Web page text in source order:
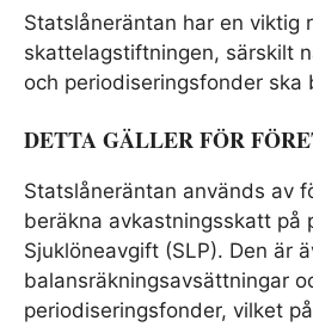
Statslåneräntan har en viktig
skattelagstiftningen, särskilt
och periodiseringsfonder ska
DETTA GÄLLER FÖR
Statslåneräntan används av
beräkna avkastningsskatt på
Sjuklöneavgift (SLP). Den är
balansräkningsavsättningar
periodiseringsfonder, vilket